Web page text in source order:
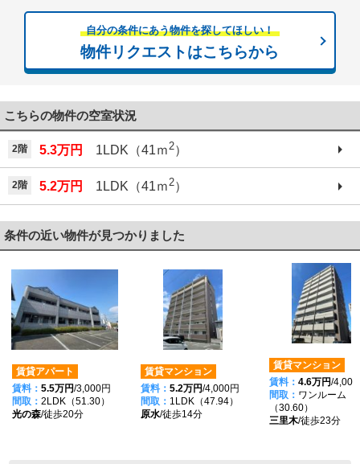
自分の条件にあう物件を探してほしい！
物件リクエストはこちらから
こちらの物件の空室状況
2階 5.3万円 1LDK（41ｍ2）
2階 5.2万円 1LDK（41ｍ2）
条件の近い物件が見つかりました
賃貸アパート
賃料： 5.5万円/3,000円
間取： 2LDK（51.30）
光の森/徒歩20分
賃貸マンション
賃料： 5.2万円/4,000円
間取： 1LDK（47.94）
原水/徒歩14分
賃貸マンション
賃料： 4.6万円/4,000
間取： ワンルーム
（30.60）
三里木/徒歩23分